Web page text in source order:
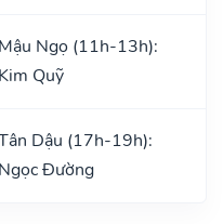
Mậu Ngọ (11h-13h):
Kim Quỹ
Dậu (17h-19h):
Ngọc Đường